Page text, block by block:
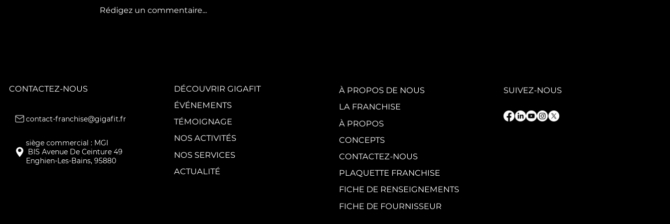
nouveaux clubs.
Rédigez un commentaire...
DÉCOUVRIR GIGAFIT
ÉVÉNEMENTS
TÉMOIGNAGE
NOS ACTIVITÉS
NOS SERVICES
ACTUALITÉ
CONTACTEZ-NOUS
contact-franchise@gigafit.fr
Enghien-Les-Bains, 95880
À PROPOS DE NOUS
LA FRANCHISE
À PROPOS
CONCEPTS
CONTACTEZ-NOUS
PLAQUETTE FRANCHISE
FICHE DE RENSEIGNEMENTS
FICHE DE FOURNISSEUR
SUIVEZ-NOUS